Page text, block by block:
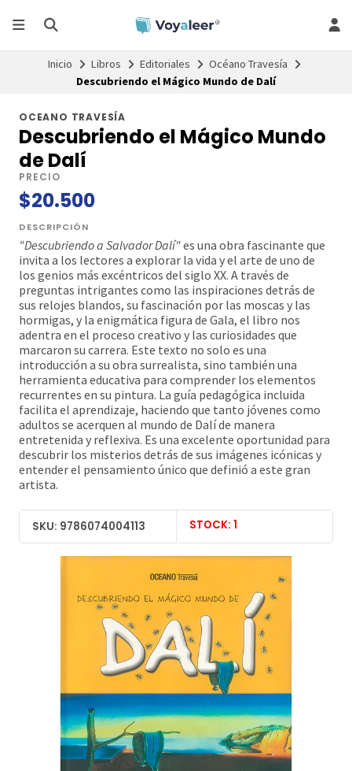
Inicio Libros Editoriales
Océano Travesía
Descubriendo el Mágico Mundo de Dalí
OCEANO TRAVESÍA
Descubriendo el Mágico Mundo
de Dalí
PRECIO
$20.500
DESCRIPCIÓN
"Descubriendo a Salvador Dalí"es una obra fascinante que
invita a los lectores a explorar la vida y el arte de uno de
los genios más excéntricos del siglo XX. A través de
preguntas intrigantes como las inspiraciones detrás de
sus relojes blandos, su fascinación por las moscas y las
hormigas, y la enigmática figura de Gala, el libro nos
adentra en el proceso creativo y las curiosidades que
marcaron su carrera. Este texto no solo es una
introducción a su obra surrealista, sino también una
herramienta educativa para comprender los elementos
recurrentes en su pintura. La guía pedagógica incluida
facilita el aprendizaje, haciendo que tanto jóvenes como
adultos se acerquen al mundo de Dalí de manera
entretenida y reflexiva. Es una excelente oportunidad para
descubrir los misterios detrás de sus imágenes icónicas y
entender el pensamiento único que definió a este gran
artista.
SKU: 9786074004113 STOCK: 1